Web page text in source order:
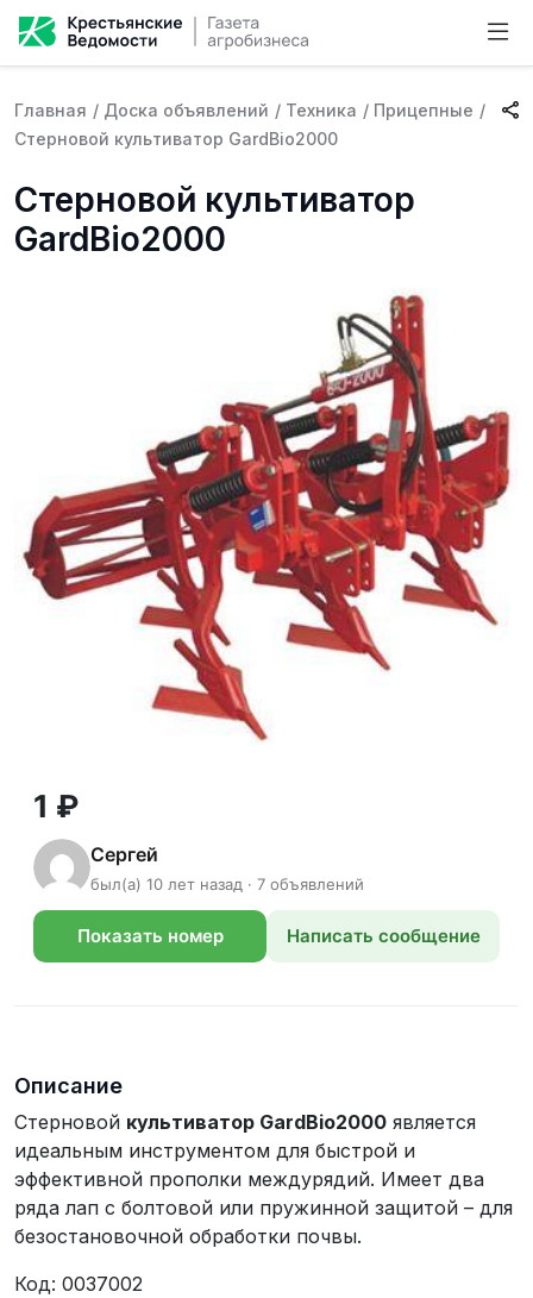
Главная / Доска объявлений / Техника / Прицепные /
Стерновой культиватор GardBio2000
Стерновой культиватор
GardBio2000
1 ₽
Сергей
был(а) 10 лет назад · 7 объявлений
Показать номер Написать сообщение
Описание
Стерновой культиватор GardBio2000 является
идеальным инструментом для быстрой и
эффективной прополки междурядий. Имеет два
ряда лап с болтовой или пружинной защитой – для
безостановочной обработки почвы.
Код: 0037002